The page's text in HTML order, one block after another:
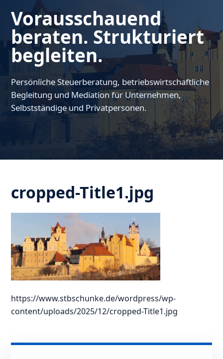
Vorausschauend
beraten. Strukturiert
begleiten.
Persönliche Steuerberatung, betriebswirtschaftliche
Begleitung und Mediation für Unternehmen,
Selbstständige und Privatpersonen.
cropped-Title1.jpg
https://www.stbschunke.de/wordpress/wp-
content/uploads/2025/12/cropped-Title1.jpg